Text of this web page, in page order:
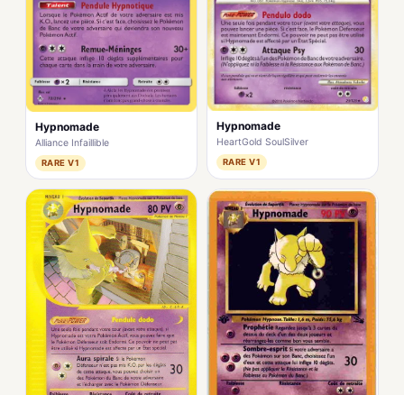
Hypnomade
Alliance Infaillible
RARE V1
Hypnomade
HeartGold SoulSilver
RARE V1